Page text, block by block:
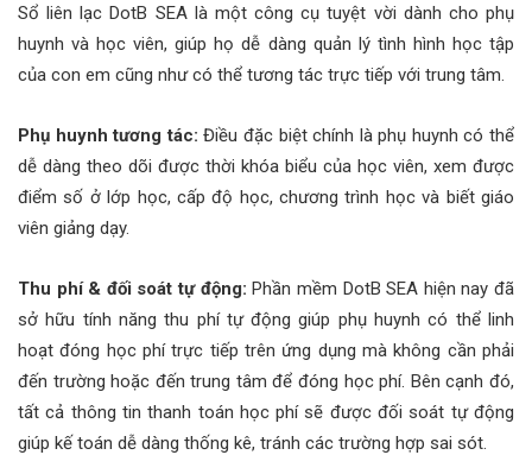
Sổ liên lạc DotB SEA là một công cụ tuyệt vời dành cho phụ
huynh và học viên, giúp họ dễ dàng quản lý tình hình học tập
của con em cũng như có thể tương tác trực tiếp với trung tâm.
Phụ huynh tương tác: Điều đặc biệt chính là phụ huynh có thể
dễ dàng theo dõi được thời khóa biểu của học viên, xem được
điểm số ở lớp học, cấp độ học, chương trình học và biết giáo
viên giảng dạy.
Thu phí & đối soát tự động: Phần mềm DotB SEA hiện nay đã
sở hữu tính năng thu phí tự động giúp phụ huynh có thể linh
hoạt đóng học phí trực tiếp trên ứng dụng mà không cần phải
đến trường hoặc đến trung tâm để đóng học phí. Bên cạnh đó,
tất cả thông tin thanh toán học phí sẽ được đối soát tự động
giúp kế toán dễ dàng thống kê, tránh các trường hợp sai sót.